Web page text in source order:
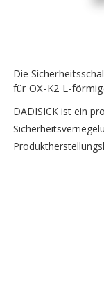
Die
für OX-K2 L-
DADISICK ist ein